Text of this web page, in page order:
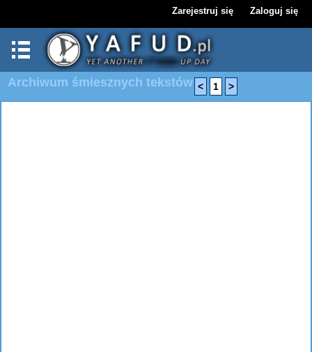
Zarejestruj się Zaloguj się
Archiwum śmiesznych tekstów < 1 >